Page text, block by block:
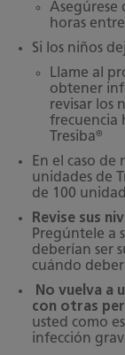
Asegúrese
horas
Si los niños
Llame al
obtener
revisar los
frecuencia
Tresiba®
En el caso de
unidades de
de 100
Revise sus
Pregúntele a
deberían ser
cuándo
No vuelva a
con otras
usted como
infección